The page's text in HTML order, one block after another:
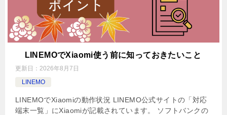
LINEMOでXiaomi使う前に知っておきたいこと
更新日： 2026年8月7日
LINEMO
LINEMOでXiaomiの動作状況 LINEMO公式サイトの「対応
端末一覧」にXiaomiが記載されています。 ソフトバンクの